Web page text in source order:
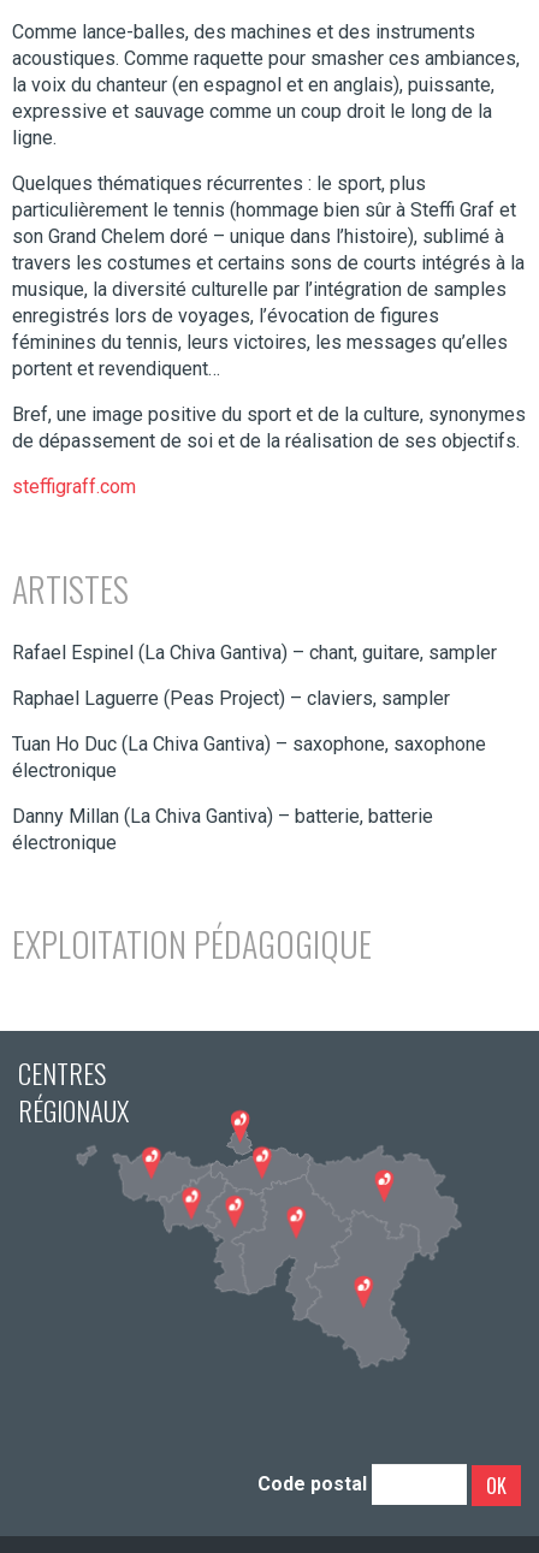
Comme lance-balles, des machines et des instruments
acoustiques. Comme raquette pour smasher ces ambiances,
la voix du chanteur (en espagnol et en anglais), puissante,
expressive et sauvage comme un coup droit le long de la
ligne.
Quelques thématiques récurrentes : le sport, plus
particulièrement le tennis (hommage bien sûr à Steffi Graf et
son Grand Chelem doré – unique dans l’histoire), sublimé à
travers les costumes et certains sons de courts intégrés à la
musique, la diversité culturelle par l’intégration de samples
enregistrés lors de voyages, l’évocation de figures
féminines du tennis, leurs victoires, les messages qu’elles
portent et revendiquent…
Bref, une image positive du sport et de la culture, synonymes
de dépassement de soi et de la réalisation de ses objectifs.
steffigraff.com
ARTISTES
Rafael Espinel (La Chiva Gantiva) – chant, guitare, sampler
Raphael Laguerre (Peas Project) – claviers, sampler
Tuan Ho Duc (La Chiva Gantiva) – saxophone, saxophone
électronique
Danny Millan (La Chiva Gantiva) – batterie, batterie
électronique
EXPLOITATION PÉDAGOGIQUE
CENTRES
RÉGIONAUX
Code postal OK